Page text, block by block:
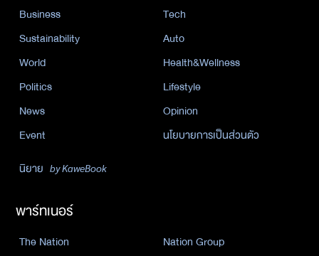
Business
Tech
Sustainability
Auto
World
Health&Wellness
Politics
Lifestyle
News
Opinion
Event
นโยบายการเป็นส่วนตัว
นิยาย by KaweBook
พาร์ทเนอร์
The Nation Nation Group